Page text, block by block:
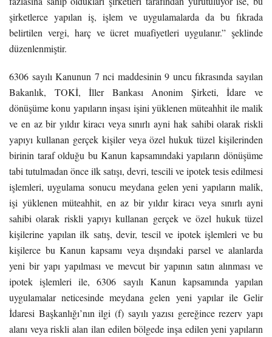
şirketlerce yapılan iş, işlem ve uygulamalarda da bu fıkrada
belirtilen vergi, harç ve ücret muafiyetleri uygulanır.” şeklinde
düzenlenmiştir.
6306 sayılı Kanunun 7 nci maddesinin 9 uncu fıkrasında sayılan
Bakanlık, TOKİ, İller Bankası Anonim Şirketi, İdare ve
dönüşüme konu yapıların inşası işini yüklenen müteahhit ile malik
ve en az bir yıldır kiracı veya sınırlı ayni hak sahibi olarak riskli
yapıyı kullanan gerçek kişiler veya özel hukuk tüzel kişilerinden
birinin taraf olduğu bu Kanun kapsamındaki yapıların dönüşüme
tabi tutulmadan önce ilk satışı, devri, tescili ve ipotek tesis edilmesi
işlemleri, uygulama sonucu meydana gelen yeni yapıların malik,
işi yüklenen müteahhit, en az bir yıldır kiracı veya sınırlı ayni
sahibi olarak riskli yapıyı kullanan gerçek ve özel hukuk tüzel
kişilerine yapılan ilk satış, devir, tescil ve ipotek işlemleri ve bu
kişilerce bu Kanun kapsamı veya dışındaki parsel ve alanlarda
yeni bir yapı yapılması ve mevcut bir yapının satın alınması ve
ipotek işlemleri ile, 6306 sayılı Kanun kapsamında yapılan
uygulamalar neticesinde meydana gelen yeni yapılar ile Gelir
İdaresi Başkanlığı’nın ilgi (f) sayılı yazısı gereğince rezerv yapı
alanı veya riskli alan ilan edilen bölgede inşa edilen yeni yapıların